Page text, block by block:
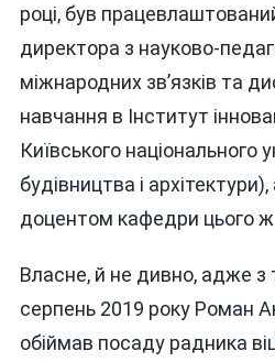
році, був
директора з науково-
міжнародних зв’язків та
навчання в Інститут
Київського національного
будівництва і
доцентом кафедри цього ж
Власне, й не дивно, адже з
серпень 2019 року Роман
обіймав посаду радника